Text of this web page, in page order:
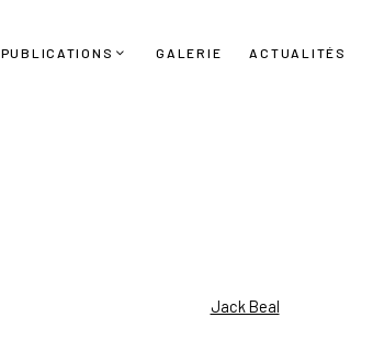
PUBLICATIONS GALERIE ACTUALITÉS